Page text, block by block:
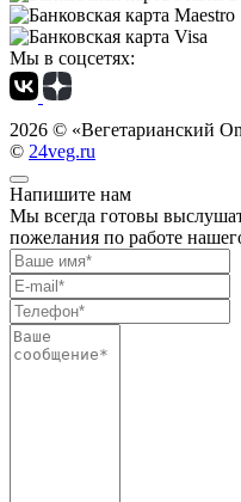
Мы в соцсетях:
2026 © «Вегетарианский
© 24veg.ru
Напишите нам
Мы всегда готовы
пожелания по работе